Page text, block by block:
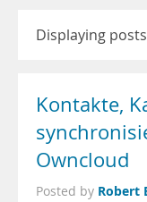
Displaying
Kontakte,
Owncloud
Posted by Robert